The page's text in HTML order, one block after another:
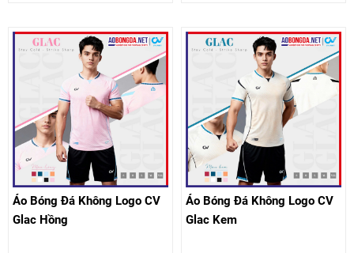
Áo Bóng Đá Không Logo CV
Glac Hồng
Áo Bóng Đá Không Logo CV
Glac Kem